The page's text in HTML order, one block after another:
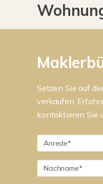
Setzen Sie auf
verkaufen.
kontaktieren Sie